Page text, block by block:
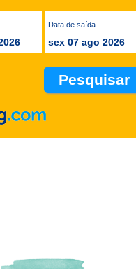
Data de saída
sex 07 ago 2026